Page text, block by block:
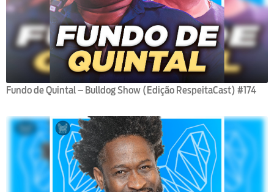
Fundo de Quintal – Bulldog Show (Edição RespeitaCast) #174